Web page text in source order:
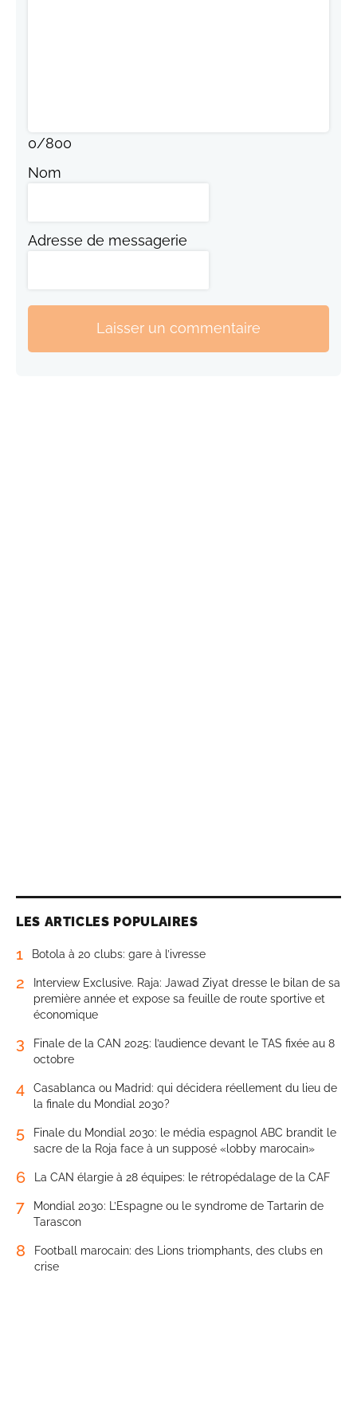
0/800
Nom
Adresse de messagerie
Laisser un commentaire
LES ARTICLES POPULAIRES
1 Botola à 20 clubs: gare à l’ivresse
2
Interview Exclusive. Raja: Jawad Ziyat dresse le bilan de sa
première année et expose sa feuille de route sportive et
économique
3
Finale de la CAN 2025: l’audience devant le TAS fixée au 8
octobre
4
Casablanca ou Madrid: qui décidera réellement du lieu de
la finale du Mondial 2030?
5
Finale du Mondial 2030: le média espagnol ABC brandit le
sacre de la Roja face à un supposé «lobby marocain»
6 La CAN élargie à 28 équipes: le rétropédalage de la CAF
7
Mondial 2030: L’Espagne ou le syndrome de Tartarin de
Tarascon
8
Football marocain: des Lions triomphants, des clubs en
crise